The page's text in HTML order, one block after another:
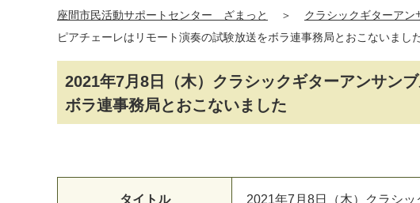
座間市民活動サポートセンター ざまっと ＞ クラシックギターア
ピアチェーレはリモート演奏の試験放送をボラ連事務局とおこないまし
2021年7月8日（木）クラシックギターアンサン
ボラ連事務局とおこないました
タイトル
2021年7月8日（木）クラシ